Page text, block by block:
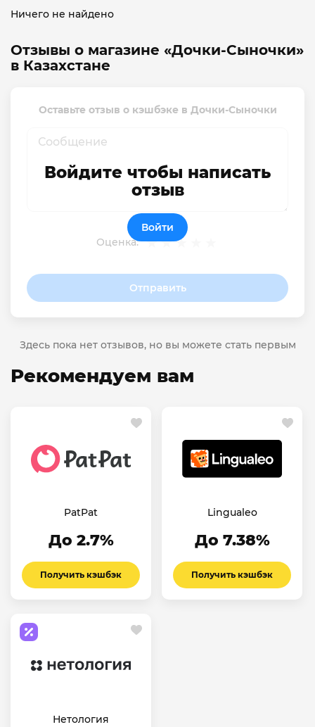
Ничего не найдено
Отзывы о магазине «Дочки-Сыночки»
в Казахстане
Оставьте отзыв о кэшбэке в Дочки-Сыночки
Оценка:
Отправить
Войдите чтобы написать
отзыв
Войти
Здесь пока нет отзывов, но вы можете стать первым
Рекомендуем вам
PatPat
До 2.7%
Получить кэшбэк
Lingualeo
До 7.38%
Получить кэшбэк
Нетология